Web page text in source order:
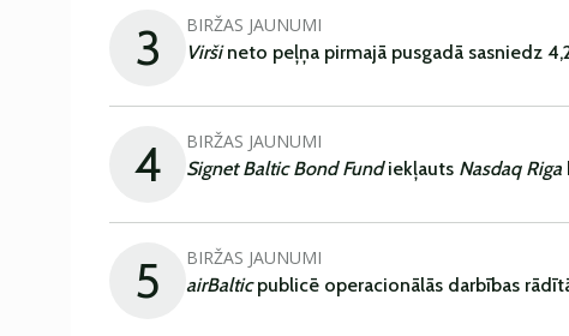
3 BIRŽAS JAUNUMI
Viršineto peļņa pirmajā pusgadā sasniedz
4 BIRŽAS JAUNUMI
Signet Baltic Bond Fundiekļauts Nasdaq Riga
5 BIRŽAS JAUNUMI
airBalticpublicē operacionālās darbības